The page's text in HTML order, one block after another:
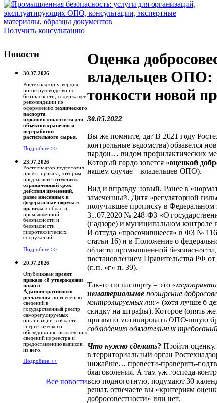
Получить консультацию
Новости
30.07.2026
Ростехнадзор утвердил
новое руководство по
безопасности, содержащее
рекомендации по
оформлению технического
паспорта
взрывобезопасности для
объектов хранения и
переработки
растительного сырья.
Подробнее >>
23.07.2026
Ростехнадзор подготовил
проект приказа, которым
предлагается отменить
ограниченный срок
действия изменений,
ранее внесенных в
федеральные нормы и
правила в области
промышленной
безопасности и
безопасности
гидротехнических
сооружений.
Подробнее >>
20.07.2026
Опубликован проект
приказа об утверждении
нового
Административного
регламента по внесению
сведений в
государственный реестр
саморегулируемых
организаций в области
энергетического
обследования, исключению
сведений из реестра и
предоставлению выписок
из него.
Подробнее >>
Все новости
Оценка
владельцев ОПО:
тонкости новой
30.05.2022
Вы же помните, да? В 2021 году
контрольные ведомства) обзавелся
пардон… видом профилактических
Который гордо зовется «оценкой
нашем случае – владельцев ОПО).
Вид и вправду новый. Ранее в
замеченный. Дитя «регуляторной
получившее прописку в Федеральном
31.07.2020 № 248-ФЗ «О
(надзоре) и муниципальном контроле
И оттуда «просочившееся» в ФЗ №
статьи 16) и в Положение о
области промышленной безопасности,
постановлением Правительства РФ
(п.п. «г» п. 39).
Так-то по паспорту – это «
нематериальное поощрение
контролируемых лиц» (хотя лучше б
скидку на штрафы). Которое (опять
призвано мотивировать ОПО-шную
соблюдению обязательных требований
Что нужно сделать? Пройти оценку.
в территориальный орган
нижайше… провести-проверить-
благоволения. А там уж господа-
всю подноготную, подумают 30
решат, отвечаете вы «критериям
добросовестности» или нет.